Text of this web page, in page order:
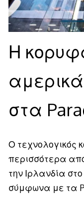
Η
στα
Ο τεχνολογικός
περισσότερα
την Ιρλανδία
σύμφωνα με τα